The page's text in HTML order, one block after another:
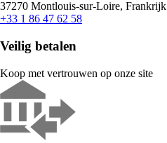
37270 Montlouis-sur-Loire, Frankrijk
+33 1 86 47 62 58
Veilig betalen
Koop met vertrouwen op onze site